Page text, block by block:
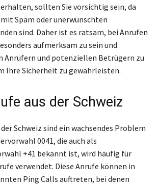
sollten Sie vorsichtig sein, da
Spam oder unerwünschten
sind. Daher ist es ratsam, bei Anrufen
aufmerksam zu sein und
Anrufern und potenziellen Betrügern zu
Ihre Sicherheit zu gewährleisten.
aus der Schweiz
Schweiz sind ein wachsendes Problem
0041, die auch als
+41 bekannt ist, wird häufig für
verwendet. Diese Anrufe können in
Ping Calls auftreten, bei denen